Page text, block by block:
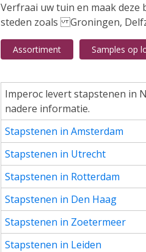
Verfraai uw tuin en maak deze
steden zoals Groningen,
Assortiment Samples op
Imperoc levert stapstenen in
nadere informatie.
Stapstenen in Amsterdam
Stapstenen in Utrecht
Stapstenen in Rotterdam
Stapstenen in Den Haag
Stapstenen in Zoetermeer
Stapstenen in Leiden